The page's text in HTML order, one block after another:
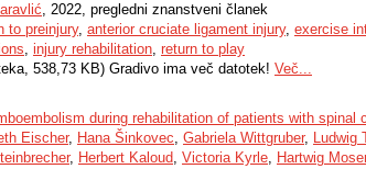
, 2022, pregledni znanstveni članek
to preinjury, anterior cruciate ligament injury, exercise
, injury rehabilitation, return to play
538,73 KB) Gradivo ima več datotek! Več...
during rehabilitation of patients with spinal
Eischer, Hana Šinkovec, Gabriela Wittgruber, Ludwig
, Herbert Kaloud, Victoria Kyrle, Hartwig Moser